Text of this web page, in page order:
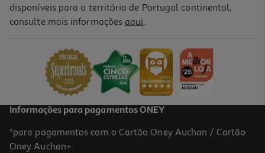
Livro Jovem E Saudável Em 21 Dias De Alexandra Vasconcelos
PVP de editor
18,45 €
disponíveis para o território de Portugal continental,
consulte mais informações aqui.
Informações para pagamentos ONEY
*para pagamentos com o Cartão Oney Auchan / Cartão
Oney Auchan+.